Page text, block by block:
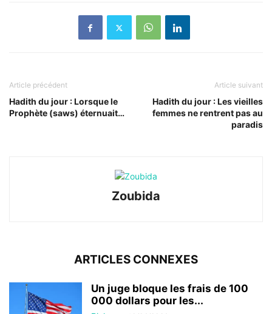
Article précédent
Hadith du jour : Lorsque le
Prophète (saws) éternuait…
Article suivant
Hadith du jour : Les vieilles
femmes ne rentrent pas au
paradis
Zoubida
ARTICLES CONNEXES
Un juge bloque les frais de 100
000 dollars pour les...